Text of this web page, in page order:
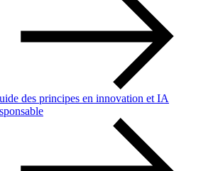
des principes en innovation et IA